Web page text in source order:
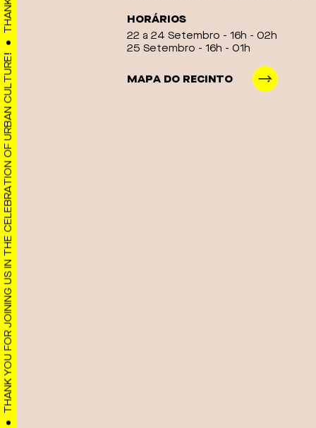
visuais
que
usam
um
leitor
de
tela;
Pressione
Control-
F10
para
abrir
um
menu
de
acessibilidade.
THANK YOU FOR JOINING US IN THE CELEBRATION OF URBAN CULTURE!
HORÁRIOS
22 a 24 Setembro - 16h - 02h
25 Setembro - 16h - 01h
MAPA DO RECINTO